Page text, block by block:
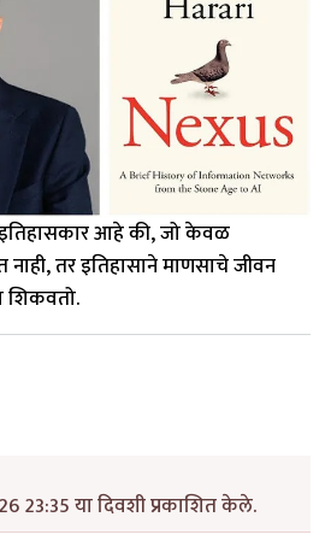
इतिहासकार आहे की, जो केवळ
तर इतिहासाने माणसाचे जीवन
23:35 या दिवशी प्रकाशित केले.